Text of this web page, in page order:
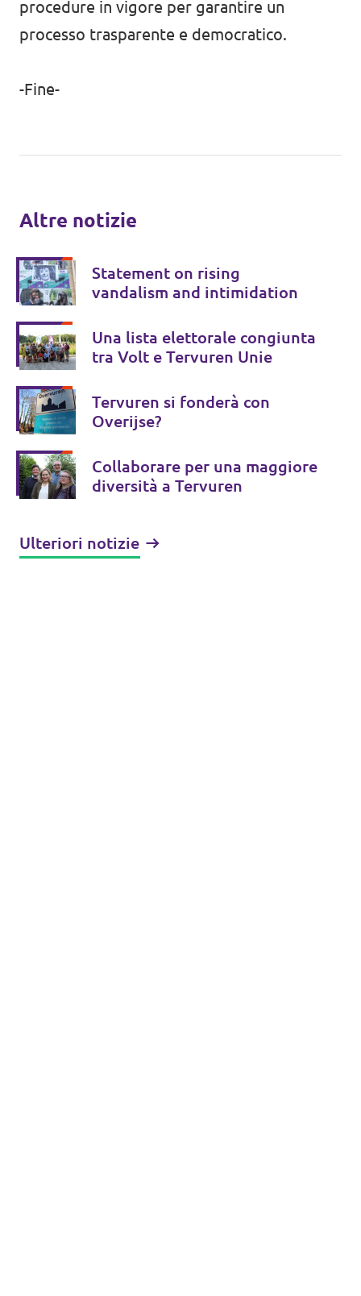
procedure in vigore per garantire un
processo trasparente e democratico.
-Fine-
Altre notizie
Statement on rising
vandalism and intimidation
Una lista elettorale congiunta
tra Volt e Tervuren Unie
Tervuren si fonderà con
Overijse?
Collaborare per una maggiore
diversità a Tervuren
Ulteriori notizie